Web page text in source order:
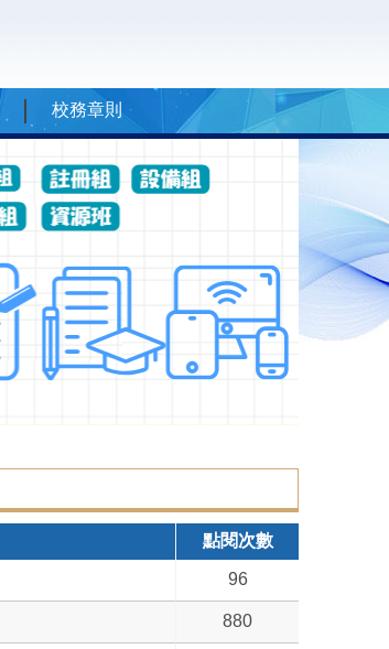
校務章則
點閱次數
96
880